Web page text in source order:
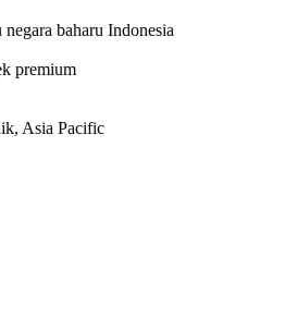
baharu Indonesia
premium
Asia Pacific